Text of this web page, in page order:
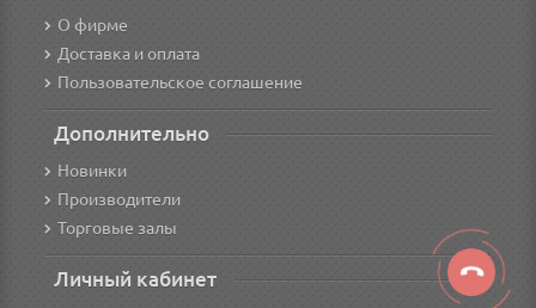
О фирме
Доставка и оплата
Пользовательское соглашение
Дополнительно
Новинки
Производители
Торговые залы
Личный кабинет